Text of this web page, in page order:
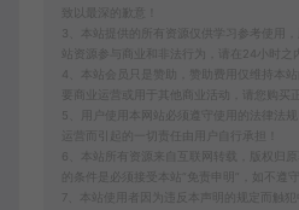
致以最深的歉意！
3、本站提供的所有资源仅供学习参考使用
站资源参与商业和非法行为，请在24小时之
4、本站会员只是赞助，赞助费用仅维持本
要商业运营或用于其他商业活动，请您购买
5、用户使用本网站必须遵守使用的法律法
6、本站所有资源来自互联网转载，版权归
的条件是必须接受本站“免责申明”，如不遵
7、本站使用者因为违反本声明的规定而触